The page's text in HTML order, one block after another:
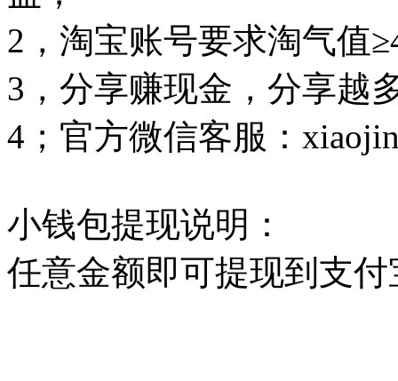
2，淘宝账号要求淘气值
3，分享赚现金，分享越
4；官方微信客服：
小钱包提现说明：
任意金额即可提现到支